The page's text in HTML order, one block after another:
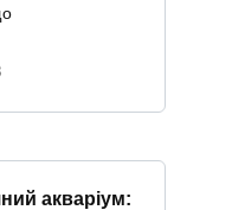
акваріум: